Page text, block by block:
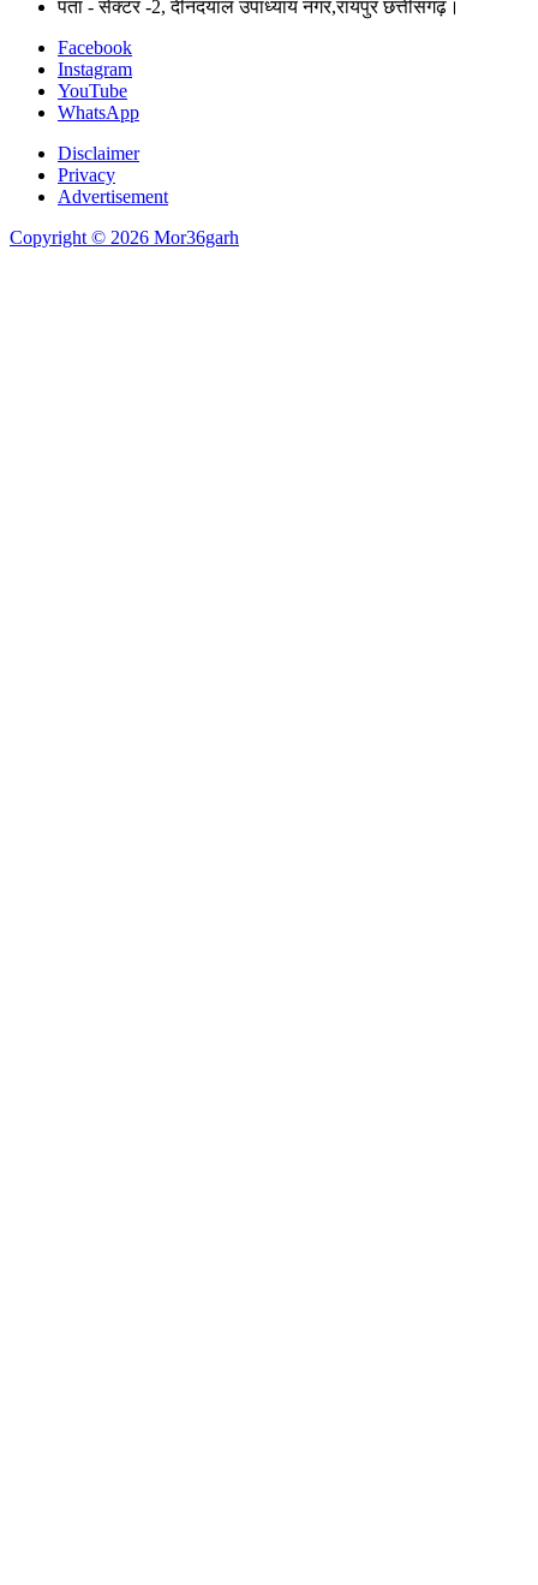
पता - सेक्टर -2, दीनदयाल उपाध्याय नगर,रायपुर छत्तीसगढ़।
Facebook
Instagram
YouTube
WhatsApp
Disclaimer
Privacy
Advertisement
Copyright © 2026 Mor36garh